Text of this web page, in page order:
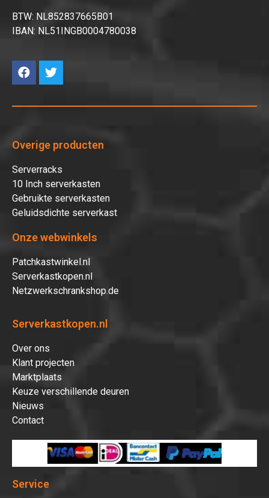
BTW: NL852837665B01
IBAN: NL51INGB0004780038
Overige producten
Serverracks
10 Inch serverkasten
Gebruikte serverkasten
Geluidsdichte serverkast
Onze webwinkels
Patchkastwinkel.nl
Serverkastkopen.nl
Netzwerkschrankshop.de
Serverkastkopen.nl
Over ons
Klant projecten
Marktplaats
Keuze verschillende deuren
Nieuws
Contact
Service